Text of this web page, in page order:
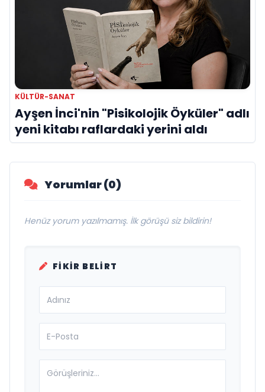
KÜLTÜR-SANAT
Ayşen İnci'nin "Pisikolojik Öyküler" adlı
yeni kitabı raflardaki yerini aldı
Yorumlar (0)
Henüz yorum yazılmamış. İlk görüşü siz bildirin!
FIKIR BELIRT